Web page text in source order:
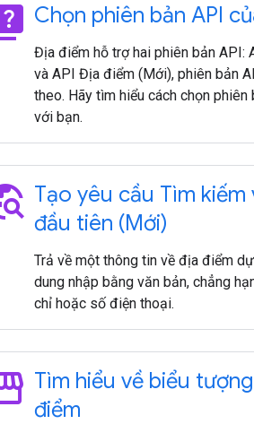
Chọn phiên bản API
Địa điểm hỗ trợ hai phiên bản API:
và API Địa điểm (Mới), phiên bản
theo. Hãy tìm hiểu cách chọn phiên
với bạn.
Tạo yêu cầu Tìm kiếm
đầu tiên (Mới)
Trả về một thông tin về địa điểm
dung nhập bằng văn bản, chẳng
chỉ hoặc số điện thoại.
Tìm hiểu về biểu
điểm